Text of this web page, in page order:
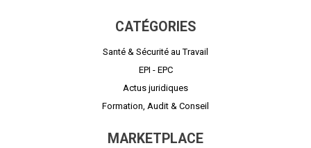
CATÉGORIES
Santé & Sécurité au Travail
EPI - EPC
Actus juridiques
Formation, Audit & Conseil
MARKETPLACE